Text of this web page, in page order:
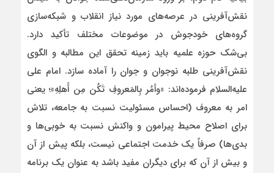
نقش‌آفرینی در عرصه‌های مورد نیاز انقلاب و شبکه‌سازی
گروه‌های خودجوش در موضوعات مختلف تأکید دارد.
بی‌شک حوزه علمیه باید زمینه تحقق این مطالبه و الگوی
نقش‌آفرینی طلبه نوجوان و جوان را آماده سازد. امام علی
علیه‌السلام فرموده‌اند: «وأمُر بِالمَعروفِ تَکُن مِن أَهلِهِ»؛ یعنی
امر به معروف (احساس مسئولیت نسبت به جامعه، تلاش
برای اصلاح محیط پیرامون و واکنش نسبت به خوبی‌ها و
بدی‌ها) صرفاً یک خدمت اجتماعی نیست، بلکه پیش از آن
و بیش از آن که برای دیگران مفید باشد به عنوان یک برنامه